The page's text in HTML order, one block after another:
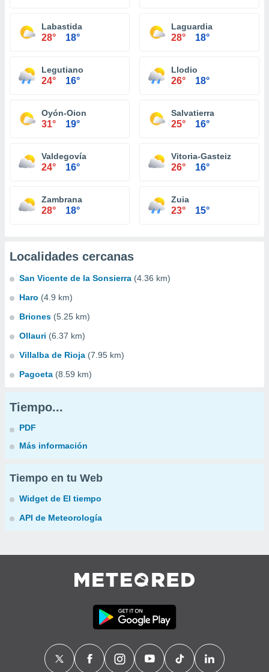
Labastida
28° 18°
Laguardia
28° 18°
Legutiano
24° 16°
Llodio
26° 18°
Oyón-Oion
31° 19°
Salvatierra
25° 16°
Valdegovía
24° 16°
Vitoria-Gasteiz
26° 16°
Zambrana
28° 18°
Zuia
23° 15°
Localidades cercanas
San Vicente de la Sonsierra (4.36 km)
Haro (4.9 km)
Briones (5.25 km)
Ollauri (6.37 km)
Villalba de Rioja (7.95 km)
Pagoeta (8.59 km)
Tiempo...
PDF
Más información
Tiempo en tu Web
Widget de El tiempo
API de Meteorología